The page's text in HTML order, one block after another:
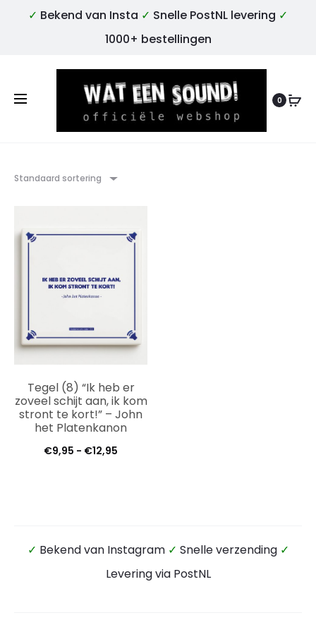
✓ Bekend van Insta ✓ Snelle PostNL levering ✓
1000+ bestellingen
0
Standaard sortering
Tegel (8) “Ik heb er
zoveel schijt aan, ik kom
stront te kort!” – John
het Platenkanon
€9,95 - €12,95
✓ Bekend van Instagram ✓ Snelle verzending ✓
Levering via PostNL